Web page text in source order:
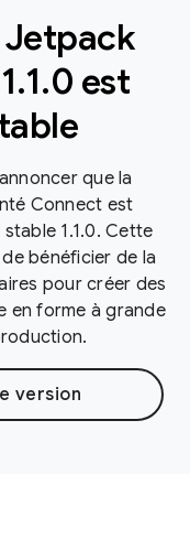
est
que la
Connect est
1.1.0. Cette
bénéficier de la
pour créer des
en forme à grande
version